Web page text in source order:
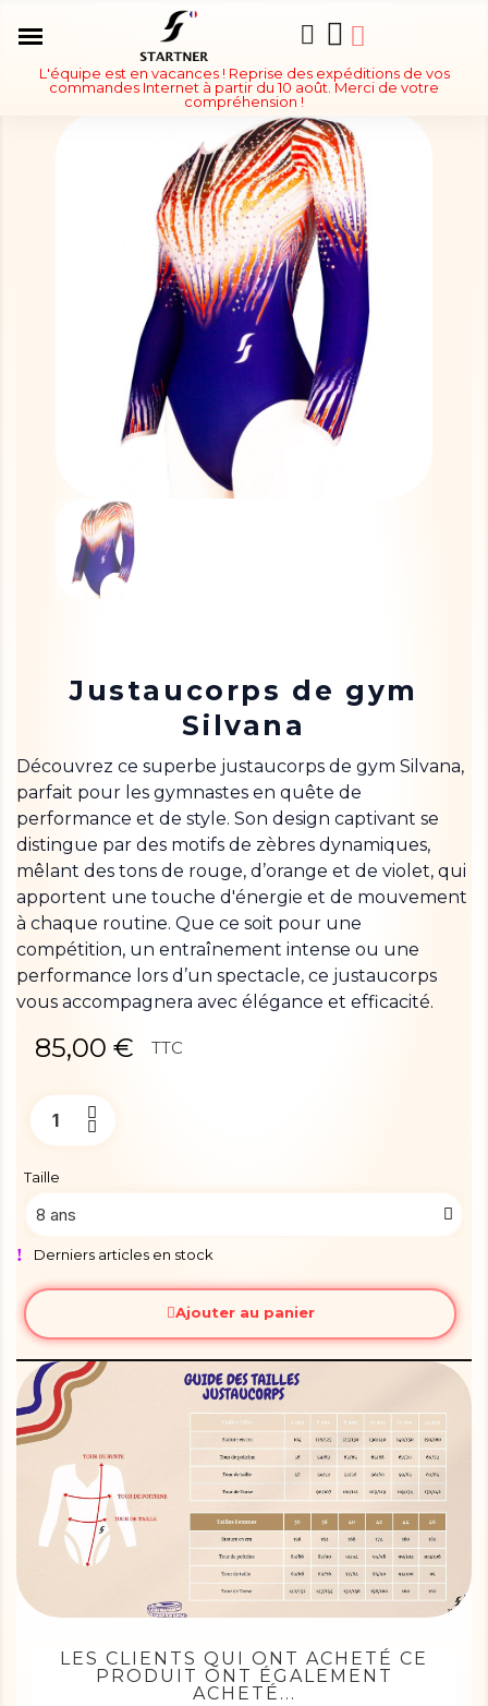
L'équipe est en vacances ! Reprise des expéditions de vos
commandes Internet à partir du 10 août. Merci de votre
compréhension !
Justaucorps de gym
Silvana
Découvrez ce superbe justaucorps de gym Silvana,
parfait pour les gymnastes en quête de
performance et de style. Son design captivant se
distingue par des motifs de zèbres dynamiques,
mêlant des tons de rouge, d’orange et de violet, qui
apportent une touche d'énergie et de mouvement
à chaque routine. Que ce soit pour une
compétition, un entraînement intense ou une
performance lors d’un spectacle, ce justaucorps
vous accompagnera avec élégance et efficacité.
85,00 € TTC
Taille
Derniers articles en stock
Ajouter au panier
LES CLIENTS QUI ONT ACHETÉ CE
PRODUIT ONT ÉGALEMENT
ACHETÉ...